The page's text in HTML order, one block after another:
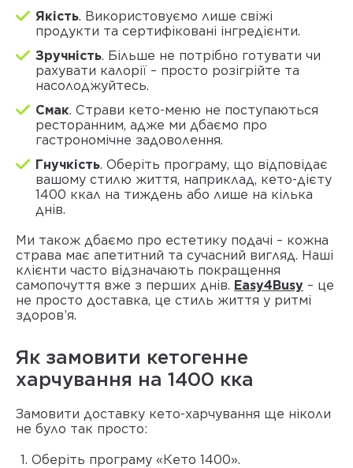
Якість. Використовуємо лише свіжі
продукти та сертифіковані інгредієнти.
Зручність. Більше не потрібно готувати чи
рахувати калорії – просто розігрійте та
насолоджуйтесь.
Смак. Страви кето-меню не поступаються
ресторанним, адже ми дбаємо про
гастрономічне задоволення.
Гнучкість. Оберіть програму, що відповідає
вашому стилю життя, наприклад, кето-дієту
1400 ккал на тиждень або лише на кілька
днів.
Ми також дбаємо про естетику подачі – кожна
страва має апетитний та сучасний вигляд. Наші
клієнти часто відзначають покращення
самопочуття вже з перших днів. Easy4Busy – це
не просто доставка, це стиль життя у ритмі
здоров’я.
Як замовити кетогенне
харчування на 1400 кка
Замовити доставку кето-харчування ще ніколи
не було так просто:
Оберіть програму «Кето 1400».